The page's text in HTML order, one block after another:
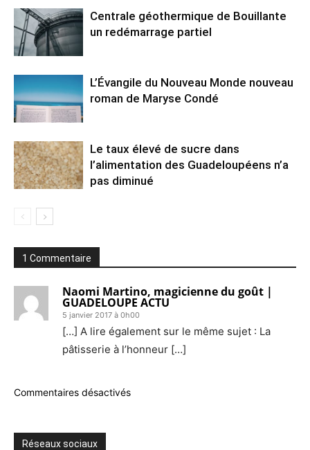
Centrale géothermique de Bouillante
un redémarrage partiel
L’Évangile du Nouveau Monde nouveau
roman de Maryse Condé
Le taux élevé de sucre dans
l’alimentation des Guadeloupéens n’a
pas diminué
1 Commentaire
Naomi Martino, magicienne du goût |
GUADELOUPE ACTU
5 janvier 2017 à 0h00
[…] A lire également sur le même sujet : La
pâtisserie à l’honneur […]
Commentaires désactivés
Réseaux sociaux